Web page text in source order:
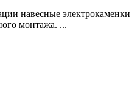
навесные электрокаменки
монтажа. ...